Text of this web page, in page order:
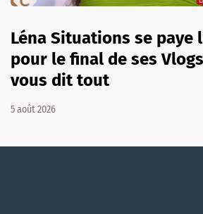
Léna Situations se paye
pour le final de ses
vous dit tout
5 août 2026